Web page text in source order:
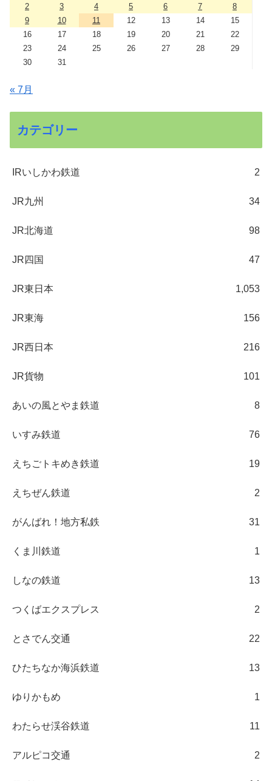
2 3 4 5 6 7
8
9
10 11 12 13 14
15
16
17 18 19 20 21
22
23
24 25 26 27 28
29
30
31
« 7月
カテゴリー
IRいしかわ鉄道 2
JR九州 34
JR北海道 98
JR四国 47
JR東日本 1,053
JR東海 156
JR西日本 216
JR貨物 101
あいの風とやま鉄道 8
いすみ鉄道 76
えちごトキめき鉄道 19
えちぜん鉄道 2
がんばれ！地方私鉄 31
くま川鉄道 1
しなの鉄道 13
つくばエクスプレス 2
とさでん交通 22
ひたちなか海浜鉄道 13
ゆりかもめ 1
わたらせ渓谷鉄道 11
アルピコ交通 2